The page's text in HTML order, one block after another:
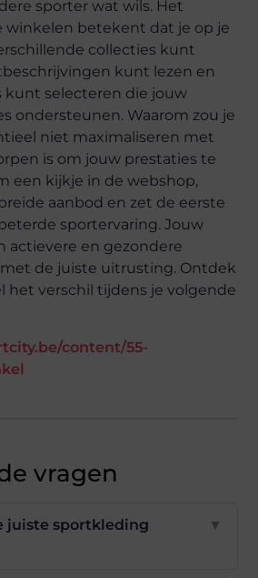
sporter wat wils. Het
winkelen betekent dat je op je
collecties kunt
kunt lezen en
kunt selecteren die jouw
ondersteunen. Waarom zou je
niet maximaliseren met
is om jouw prestaties te
een kijkje in de webshop,
aanbod en zet de eerste
sportervaring. Jouw
actievere en gezondere
de juiste uitrusting. Ontdek
het verschil tijdens je volgende
content/55-
vragen
juiste sportkleding
▼